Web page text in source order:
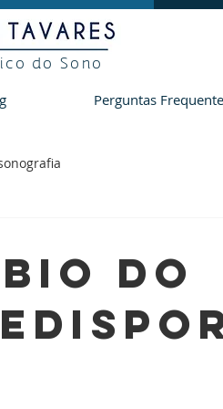
do Sono
Perguntas
do